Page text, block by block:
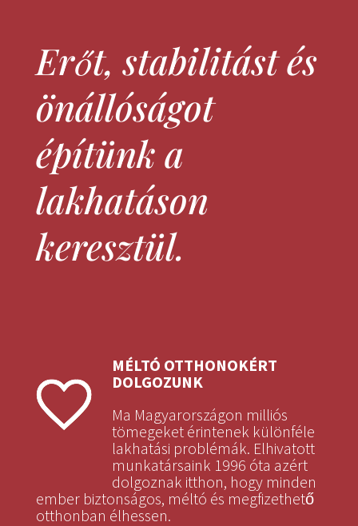
Erőt, stabilitást és
önállóságot
építünk a
lakhatáson
keresztül.
MÉLTÓ OTTHONOKÉRT
DOLGOZUNK
Ma Magyarországon milliós
tömegeket érintenek különféle
lakhatási problémák. Elhivatott
munkatársaink 1996 óta azért
dolgoznak itthon, hogy minden
ember biztonságos, méltó és megfizethető
otthonban élhessen.